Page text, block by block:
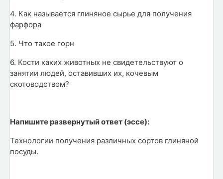
4. Как называется глиняное сырье для получения
фарфора
5. Что такое горн
6. Кости каких животных не свидетельствуют о
занятии людей, оставивших их, кочевым
скотоводством?
Напишите развернутый ответ (эссе):
Технологии получения различных сортов глиняной
посуды.